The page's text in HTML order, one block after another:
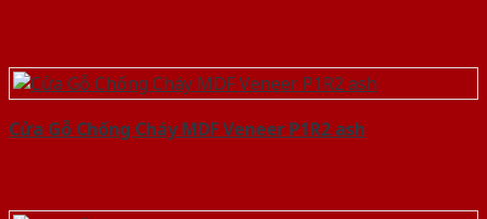
Cửa Gỗ Chống Cháy MDF Veneer P1R2 ash